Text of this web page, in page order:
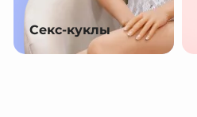
Секс-куклы